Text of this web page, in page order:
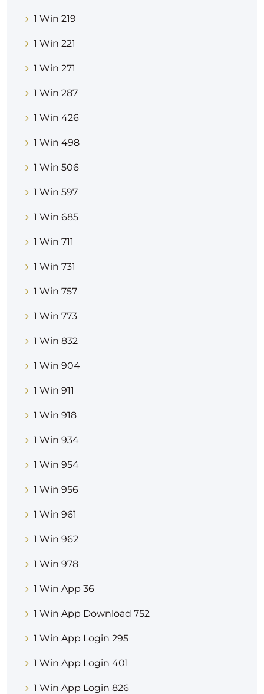
1 Win 219
1 Win 221
1 Win 271
1 Win 287
1 Win 426
1 Win 498
1 Win 506
1 Win 597
1 Win 685
1 Win 711
1 Win 731
1 Win 757
1 Win 773
1 Win 832
1 Win 904
1 Win 911
1 Win 918
1 Win 934
1 Win 954
1 Win 956
1 Win 961
1 Win 962
1 Win 978
1 Win App 36
1 Win App Download 752
1 Win App Login 295
1 Win App Login 401
1 Win App Login 826